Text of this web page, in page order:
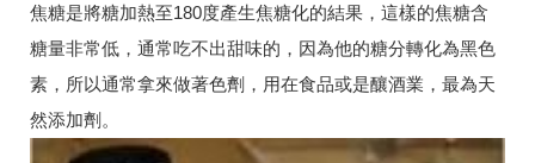
焦糖是將糖加熱至180度產生焦糖化的結果，這樣的焦糖含
糖量非常低，通常吃不出甜味的，因為他的糖分轉化為黑色
素，所以通常拿來做著色劑，用在食品或是釀酒業，最為天
然添加劑。